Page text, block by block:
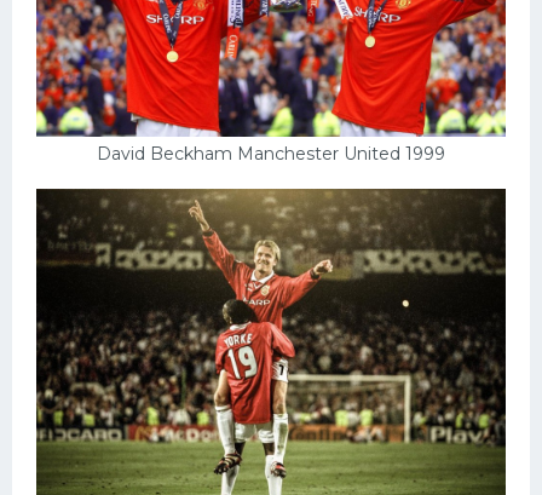
David Beckham Manchester United 1999